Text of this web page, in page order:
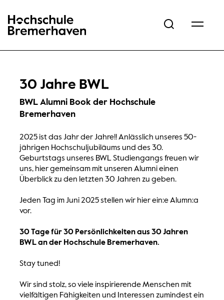
Hochschule Bremerhaven
30 Jahre BWL
BWL Alumni Book der Hochschule
Bremerhaven
2025 ist das Jahr der Jahre!! Anlässlich unseres 50-
jährigen Hochschuljubiläums und des 30.
Geburtstags unseres BWL Studiengangs freuen wir
uns, hier gemeinsam mit unseren Alumni einen
Überblick zu den letzten 30 Jahren zu geben.
Jeden Tag im Juni 2025 stellen wir hier ein:e Alumn:a
vor.
30 Tage für 30 Persönlichkeiten aus 30 Jahren
BWL an der Hochschule Bremerhaven.
Stay tuned!
Wir sind stolz, so viele inspirierende Menschen mit
vielfältigen Fähigkeiten und Interessen zumindest ein